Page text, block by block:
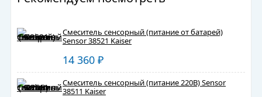
Смеситель сенсорный (питание от батарей)
Sensor 38521 Kaiser
14 360 ₽
Смеситель сенсорный (питание 220В) Sensor
38511 Kaiser